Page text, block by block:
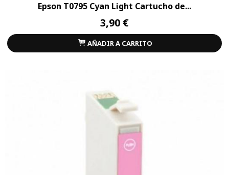
Epson T0795 Cyan Light Cartucho de...
3,90 €
AÑADIR A CARRITO